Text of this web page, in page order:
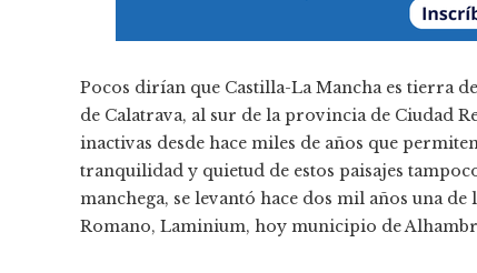
Pocos dirían que Castilla-La Mancha es tierra
de Calatrava, al sur de la provincia de Ciudad
inactivas desde hace miles de años que
tranquilidad y quietud de estos paisajes
manchega, se levantó hace dos mil años una
Romano, Laminium, hoy municipio de